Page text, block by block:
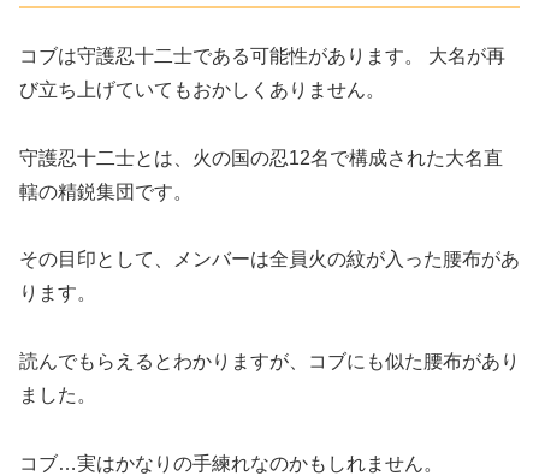
コブは守護忍十二士である可能性があります。 大名が再
び立ち上げていてもおかしくありません。
守護忍十二士とは、火の国の忍12名で構成された大名直
轄の精鋭集団です。
その目印として、メンバーは全員火の紋が入った腰布があ
ります。
読んでもらえるとわかりますが、コブにも似た腰布があり
ました。
コブ…実はかなりの手練れなのかもしれません。